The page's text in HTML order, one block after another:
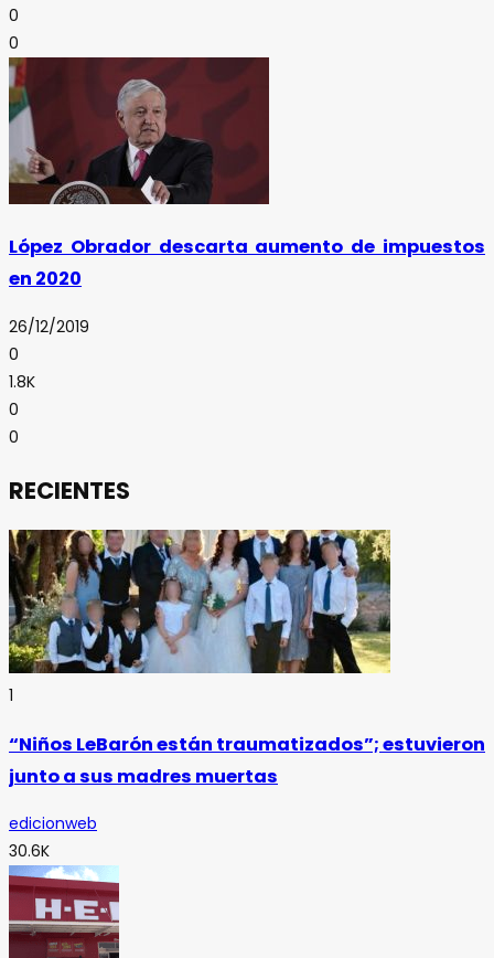
0
0
López Obrador descarta aumento de impuestos
en 2020
26/12/2019
0
1.8K
0
0
RECIENTES
1
“Niños LeBarón están traumatizados”; estuvieron
junto a sus madres muertas
edicionweb
30.6K